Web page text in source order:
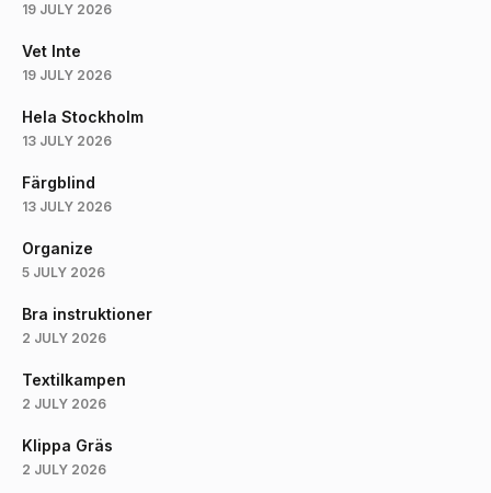
19 JULY 2026
Vet Inte
19 JULY 2026
Hela Stockholm
13 JULY 2026
Färgblind
13 JULY 2026
Organize
5 JULY 2026
Bra instruktioner
2 JULY 2026
Textilkampen
2 JULY 2026
Klippa Gräs
2 JULY 2026